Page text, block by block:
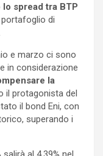
spread tra BTP
di
e marzo ci sono
in considerazione
la
il protagonista del
il bond Eni, con
superando i